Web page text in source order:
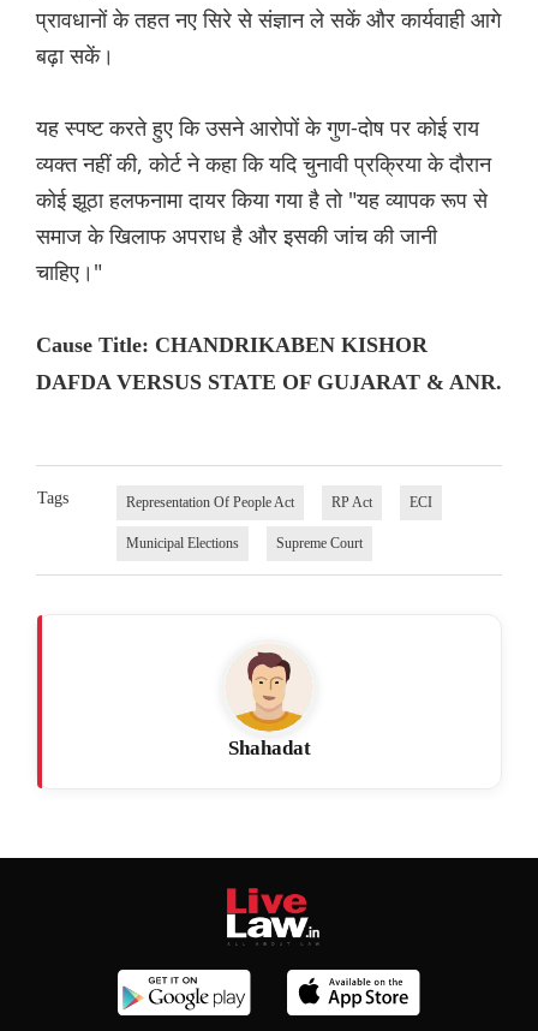
प्रावधानों के तहत नए सिरे से संज्ञान ले सकें और कार्यवाही आगे
बढ़ा सकें।
यह स्पष्ट करते हुए कि उसने आरोपों के गुण-दोष पर कोई राय
व्यक्त नहीं की, कोर्ट ने कहा कि यदि चुनावी प्रक्रिया के दौरान
कोई झूठा हलफनामा दायर किया गया है तो "यह व्यापक रूप से
समाज के खिलाफ अपराध है और इसकी जांच की जानी
चाहिए।"
Cause Title: CHANDRIKABEN KISHOR
DAFDA VERSUS STATE OF GUJARAT & ANR.
Tags Representation Of People Act RP Act ECI
Municipal Elections Supreme Court
Shahadat